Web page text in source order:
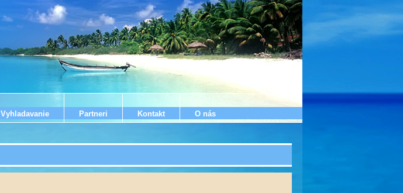
Vyhladavanie Partneri Kontakt O nás